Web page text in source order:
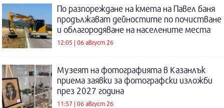
По разпореждане на кмета на Павел баня
продължават дейностите по почистване
и облагородяване на населените места
12:05 | 06 август 26
Музеят на фотографията в Казанлък
приема заявки за фотографски изложби
през 2027 година
11:57 | 06 август 26